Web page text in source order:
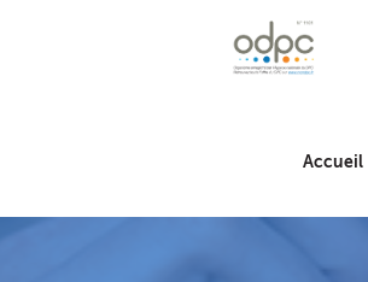
Accueil